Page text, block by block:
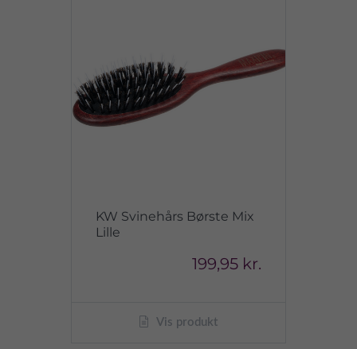
KW Svinehårs Børste Mix
Lille
199,95 kr.
Vis produkt